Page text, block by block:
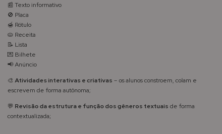
📰 Texto informativo
🚫 Placa
🍯 Rótulo
🥧 Receita
📝 Lista
💌 Bilhete
📢 Anúncio
🎨 Atividades interativas e criativas – os alunos constroem, colam e
escrevem de forma autônoma;
💬 Revisão da estrutura e função dos gêneros textuais de forma
contextualizada;